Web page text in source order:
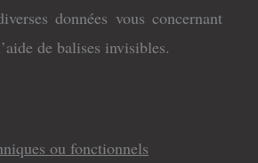
données vous concernant
de balises invisibles.
ou fonctionnels